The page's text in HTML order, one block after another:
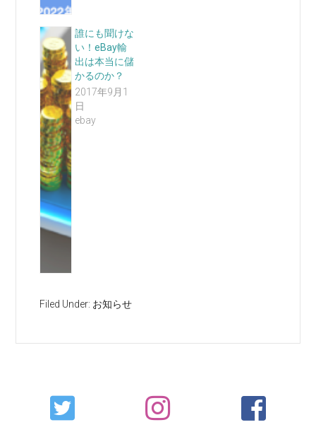
誰にも聞けな
い！eBay輸
出は本当に儲
かるのか？
2017年9月1
日
ebay
Filed Under: お知らせ
Primary
Sidebar